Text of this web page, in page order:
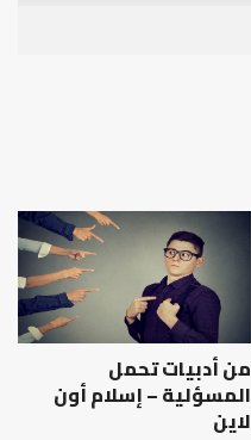
من أدبيات تحمل
المسؤلية – إسلام أون
لاين